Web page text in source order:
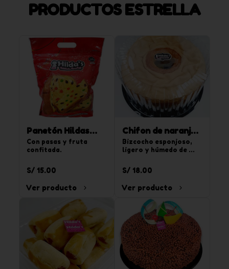
PRODUCTOS ESTRELLA
Panetón Hildas
900 g
Con pasas y fruta
confitada.
S/ 15.00
Ver producto
Chifon de naranja
850g
Bizcocho esponjoso,
ligero y húmedo de
tajadas.
S/ 18.00
Ver producto